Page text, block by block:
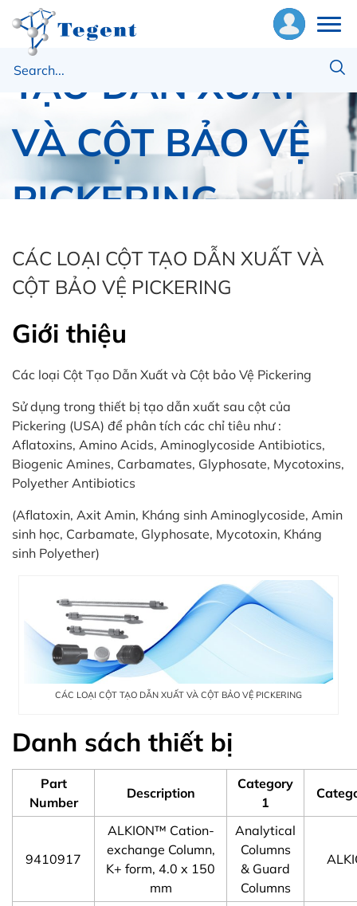
CÁC LOẠI CỘT
TẠO DẪN XUẤT
VÀ CỘT BẢO VỆ
PICKERING
Trang chủ
Pickering
CÁC LOẠI CỘT TẠO DẪN XUẤT VÀ CỘT BẢO VỆ
PICKERING
CÁC LOẠI CỘT TẠO DẪN XUẤT VÀ
CỘT BẢO VỆ PICKERING
Giới thiệu
Các loại Cột Tạo Dẫn Xuất và Cột bảo Vệ Pickering
Sử dụng trong thiết bị tạo dẫn xuất sau cột của
Pickering (USA) để phân tích các chỉ tiêu như :
Aflatoxins, Amino Acids, Aminoglycoside Antibiotics,
Biogenic Amines, Carbamates, Glyphosate, Mycotoxins,
Polyether Antibiotics
(Aflatoxin, Axit Amin, Kháng sinh Aminoglycoside, Amin
sinh học, Carbamate, Glyphosate, Mycotoxin, Kháng
sinh Polyether)
CÁC LOẠI CỘT TẠO DẪN XUẤT VÀ CỘT BẢO VỆ PICKERING
Danh sách thiết bị
Part
Number
Description
Category
1
9410917
ALKION™ Cation-
exchange Column,
K+ form, 4.0 x 150
mm
Analytical
Columns
& Guard
Columns